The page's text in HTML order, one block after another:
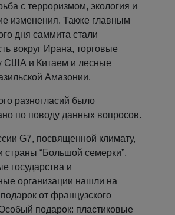
с терроризмом, экология и
изменения. Также главным
дня саммита стали
вокруг Ирана, торговые
США и Китаем и лесные
Амазонии.
разногласий было
по поводу данных вопросов.
G7, посвященной климату,
страны “Большой семерки”,
государства и
организации нашли на
от французского
подарок: пластиковые